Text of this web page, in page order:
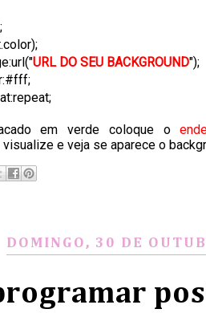
URL DO SEU BACKGROUND");
em verde coloque o
e veja se aparece o
DOMINGO, 30 DE